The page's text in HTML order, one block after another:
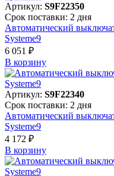
Артикул: S9F22350
Срок поставки: 2 дня
Автоматический
Systeme9
6 051 ₽
В корзинy
Артикул: S9F22340
Срок поставки: 2 дня
Автоматический
Systeme9
4 172 ₽
В корзинy